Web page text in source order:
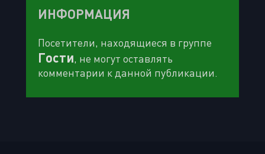
ИНФОРМАЦИЯ
Посетители, находящиеся в группе
Гости, не могут оставлять
комментарии к данной публикации.